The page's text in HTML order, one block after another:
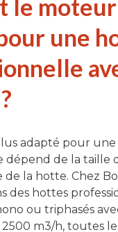
le
une
adapté pour
dépend de la taille
de la hotte. Chez
des hottes
ou triphasés
m3/h, toutes